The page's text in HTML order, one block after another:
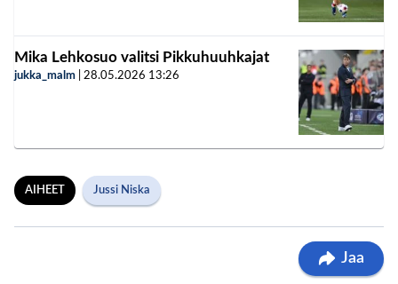
Mika Lehkosuo valitsi Pikkuhuuhkajat
jukka_malm 28.05.2026 13:26
AIHEET Jussi Niska
Jaa